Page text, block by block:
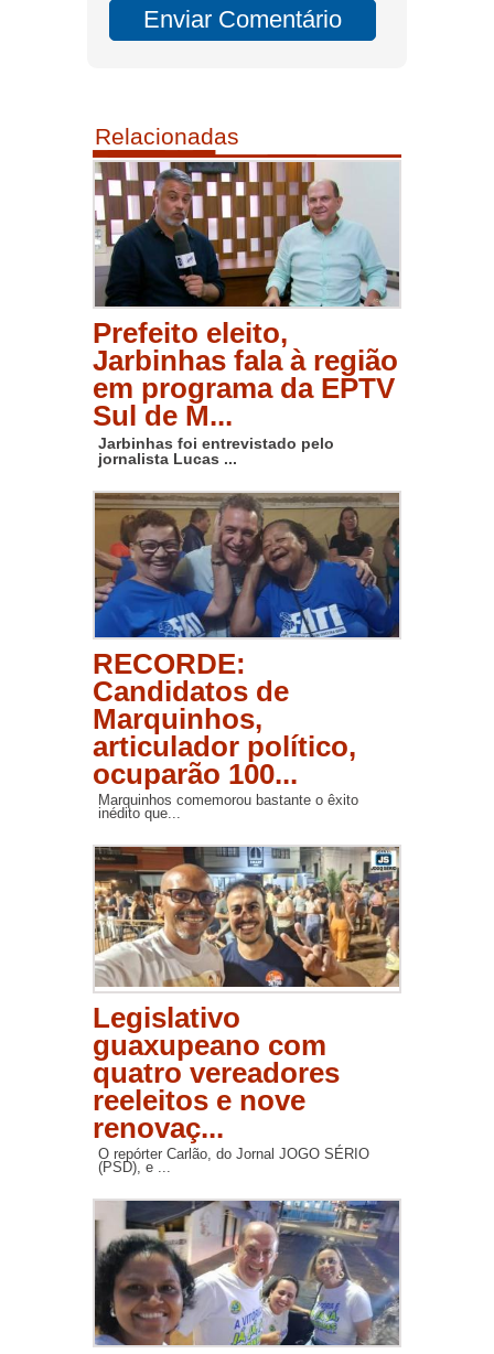
Relacionadas
Prefeito eleito,
Jarbinhas fala à região
em programa da EPTV
Sul de M...
Jarbinhas foi entrevistado pelo
jornalista Lucas ...
RECORDE:
Candidatos de
Marquinhos,
articulador político,
ocuparão 100...
Marquinhos comemorou bastante o êxito
inédito que...
Legislativo
guaxupeano com
quatro vereadores
reeleitos e nove
renovaç...
O repórter Carlão, do Jornal JOGO SÉRIO
(PSD), e ...